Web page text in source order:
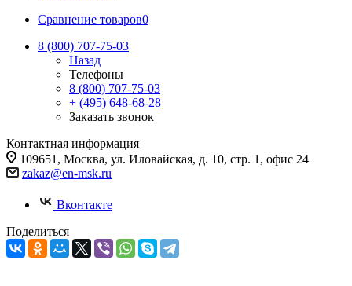
Сравнение товаров0
8 (800) 707-75-03
Назад
Телефоны
8 (800) 707-75-03
+ (495) 648-68-28
Заказать звонок
Контактная информация
109651, Москва, ул. Иловайская, д. 10, стр. 1, офис 24
zakaz@en-msk.ru
Вконтакте
Поделиться